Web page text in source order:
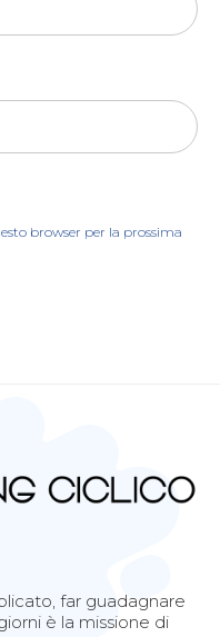
browser per la prossima
far guadagnare
è la missione di